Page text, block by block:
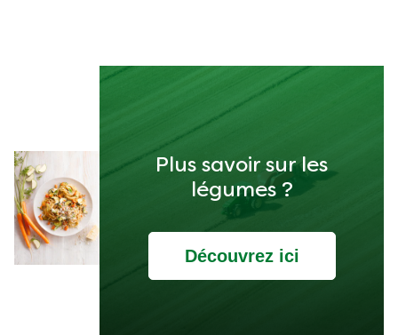
Plus savoir sur les
légumes ?
Découvrez ici